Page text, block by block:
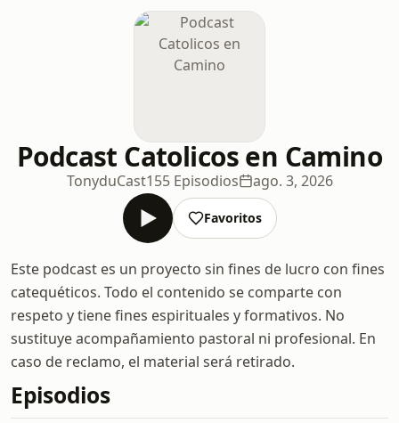
Podcast Catolicos en Camino
TonyduCast155 Episodios ago. 3, 2026
Favoritos
Este podcast es un proyecto sin fines de lucro con fines
catequéticos. Todo el contenido se comparte con
respeto y tiene fines espirituales y formativos. No
sustituye acompañamiento pastoral ni profesional. En
caso de reclamo, el material será retirado.
Episodios